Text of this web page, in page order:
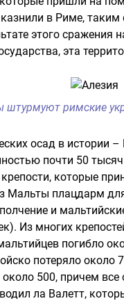
в Риме,
этого сражения
эта
штурмуют римские
осад в истории
почти 50
которые
Мальты плацдарм
и
Из многих
погибло
потеряло около
500, причем
ла Валетт,